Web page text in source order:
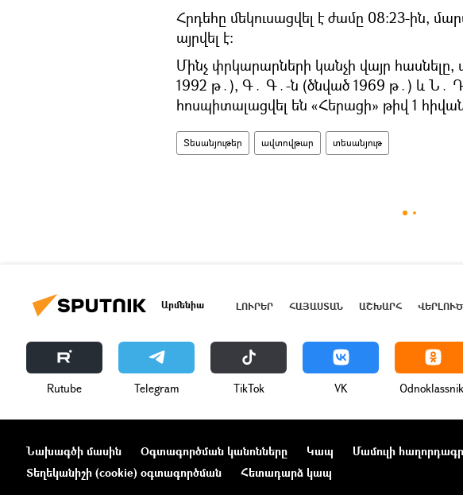
Հրդեհը մեկուսացվել է ժամը 08։23-ին,
այրվել է։
Մինչ փրկարարների կանչի վայր
1992 թ․), Գ․ Գ․-ն (ծնված 1969 թ․) և Ն․
հոսպիտալացվել են «Հերացի» թիվ 1
Տեսանյութեր ավտովթար տեսանյութ
Արմենիա ԼՈՒՐԵՐ ՀԱՅԱՍՏԱՆ ԱՇԽԱՐՀ
Rutube Telegram ТikТоk VK
Նախագծի մասին Օգտագործման կանոնները Կապ Մամուլի
Տեղեկանիշի (cookie) օգտագործման
Հետադարձ կապ